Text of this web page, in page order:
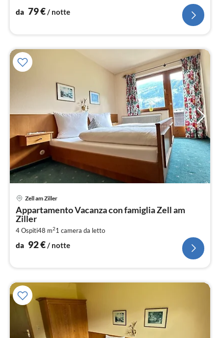
da 79€/ notte
Zell am Ziller
Appartamento Vacanza con famiglia Zell am
Ziller
4 Ospiti48 m21 camera da letto
da 92€ / notte